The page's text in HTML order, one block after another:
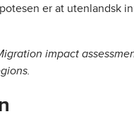
er at utenlandsk
impact